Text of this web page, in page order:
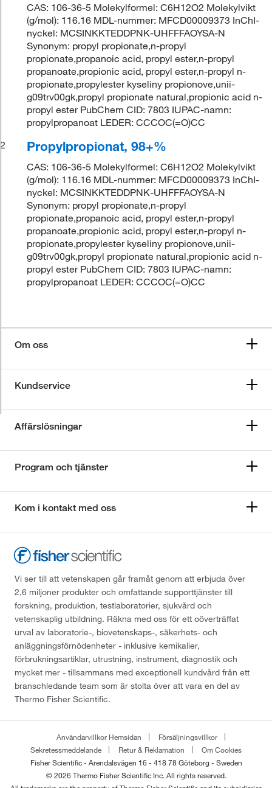
CAS: 106-36-5 Molekylformel: C6H12O2 Molekylvikt
(g/mol): 116.16 MDL-nummer: MFCD00009373 InChI-
nyckel: MCSINKKTEDDPNK-UHFFFAOYSA-N
Synonym: propyl propionate,n-propyl
propionate,propanoic acid, propyl ester,n-propyl
propanoate,propionic acid, propyl ester,n-propyl n-
propionate,propylester kyseliny propionove,unii-
g09trv00gk,propyl propionate natural,propionic acid n-
propyl ester PubChem CID: 7803 IUPAC-namn:
propylpropanoat LEDER: CCCOC(=O)CC
2
Propylpropionat, 98+%
CAS: 106-36-5 Molekylformel: C6H12O2 Molekylvikt
(g/mol): 116.16 MDL-nummer: MFCD00009373 InChI-
nyckel: MCSINKKTEDDPNK-UHFFFAOYSA-N
Synonym: propyl propionate,n-propyl
propionate,propanoic acid, propyl ester,n-propyl
propanoate,propionic acid, propyl ester,n-propyl n-
propionate,propylester kyseliny propionove,unii-
g09trv00gk,propyl propionate natural,propionic acid n-
propyl ester PubChem CID: 7803 IUPAC-namn:
propylpropanoat LEDER: CCCOC(=O)CC
Om oss
Kundservice
Affärslösningar
Program och tjänster
Kom i kontakt med oss
Vi ser till att vetenskapen går framåt genom att erbjuda över
2,6 miljoner produkter och omfattande supporttjänster till
forskning, produktion, testlaboratorier, sjukvård och
vetenskaplig utbildning. Räkna med oss för ett oöverträffat
urval av laboratorie-, biovetenskaps-, säkerhets- och
anläggningsförnödenheter - inklusive kemikalier,
förbrukningsartiklar, utrustning, instrument, diagnostik och
mycket mer - tillsammans med exceptionell kundvård från ett
branschledande team som är stolta över att vara en del av
Thermo Fisher Scientific.
Användarvillkor Hemsidan
Försäljningsvillkor
Sekretessmeddelande
Retur & Reklamation
Om Cookies
Fisher Scientific - Arendalsvägen 16 - 418 78 Göteborg - Sweden
© 2026 Thermo Fisher Scientific Inc. All rights reserved.